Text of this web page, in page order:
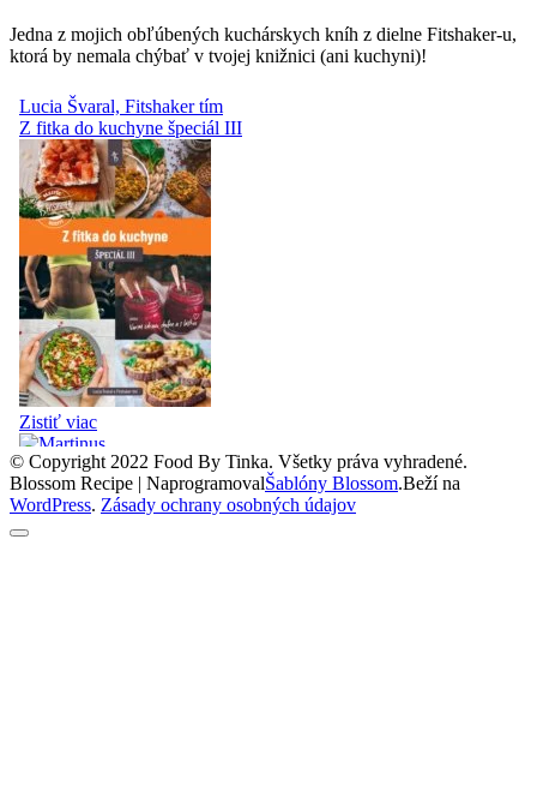
Jedna z mojich obľúbených kuchárskych kníh z dielne Fitshaker-u,
ktorá by nemala chýbať v tvojej knižnici (ani kuchyni)!
© Copyright 2022 Food By Tinka. Všetky práva vyhradené.
Blossom Recipe | NaprogramovalŠablóny Blossom.Beží na
WordPress. Zásady ochrany osobných údajov